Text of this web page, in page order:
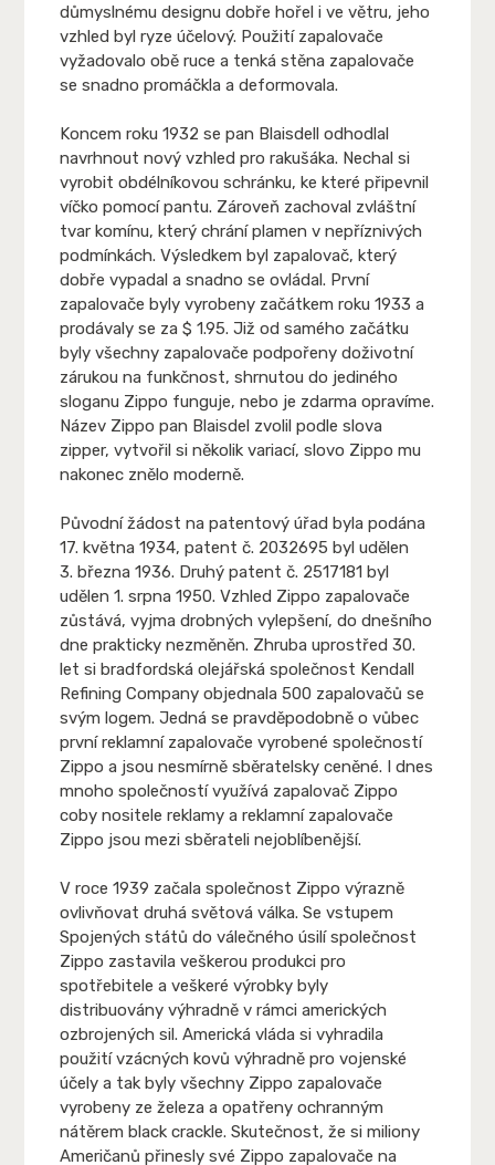
důmyslnému designu dobře hořel i ve větru, jeho
vzhled byl ryze účelový. Použití zapalovače
vyžadovalo obě ruce a tenká stěna zapalovače
se snadno promáčkla a deformovala.
Koncem roku 1932 se pan Blaisdell odhodlal
navrhnout nový vzhled pro rakušáka. Nechal si
vyrobit obdélníkovou schránku, ke které připevnil
víčko pomocí pantu. Zároveň zachoval zvláštní
tvar komínu, který chrání plamen v nepříznivých
podmínkách. Výsledkem byl zapalovač, který
dobře vypadal a snadno se ovládal. První
zapalovače byly vyrobeny začátkem roku 1933 a
prodávaly se za $ 1.95. Již od samého začátku
byly všechny zapalovače podpořeny doživotní
zárukou na funkčnost, shrnutou do jediného
sloganu Zippo funguje, nebo je zdarma opravíme.
Název Zippo pan Blaisdel zvolil podle slova
zipper, vytvořil si několik variací, slovo Zippo mu
nakonec znělo moderně.
Původní žádost na patentový úřad byla podána
17. května 1934, patent č. 2032695 byl udělen
3. března 1936. Druhý patent č. 2517181 byl
udělen 1. srpna 1950. Vzhled Zippo zapalovače
zůstává, vyjma drobných vylepšení, do dnešního
dne prakticky nezměněn. Zhruba uprostřed 30.
let si bradfordská olejářská společnost Kendall
Refining Company objednala 500 zapalovačů se
svým logem. Jedná se pravděpodobně o vůbec
první reklamní zapalovače vyrobené společností
Zippo a jsou nesmírně sběratelsky ceněné. I dnes
mnoho společností využívá zapalovač Zippo
coby nositele reklamy a reklamní zapalovače
Zippo jsou mezi sběrateli nejoblíbenější.
V roce 1939 začala společnost Zippo výrazně
ovlivňovat druhá světová válka. Se vstupem
Spojených států do válečného úsilí společnost
Zippo zastavila veškerou produkci pro
spotřebitele a veškeré výrobky byly
distribuovány výhradně v rámci amerických
ozbrojených sil. Americká vláda si vyhradila
použití vzácných kovů výhradně pro vojenské
účely a tak byly všechny Zippo zapalovače
vyrobeny ze železa a opatřeny ochranným
nátěrem black crackle. Skutečnost, že si miliony
Američanů přinesly své Zippo zapalovače na